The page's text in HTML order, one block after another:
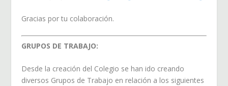
Gracias por tu colaboración.
GRUPOS DE TRABAJO:
Desde la creación del Colegio se han ido creando
diversos Grupos de Trabajo en relación a los siguientes